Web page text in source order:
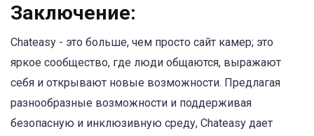
Заключение:
Chateasy - это больше, чем просто сайт камер; это
яркое сообщество, где люди общаются, выражают
себя и открывают новые возможности. Предлагая
разнообразные возможности и поддерживая
безопасную и инклюзивную среду, Chateasy дает